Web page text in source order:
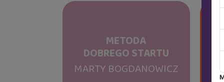
METODA
DOBREGO STARTU
MARTY BOGDANOWICZ